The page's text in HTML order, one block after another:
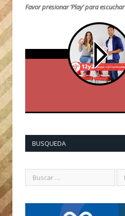
Favor presionar ‘Play’ para escuchar
BUSQUEDA